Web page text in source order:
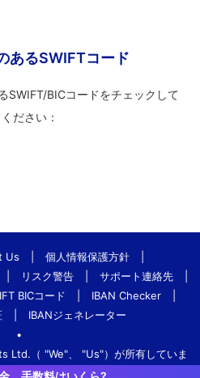
あるSWIFTコード
SWIFT/BICコードをチェックして
ださい：
Us 個人情報保護方針
リスク警告 サポート連絡先
BICコード IBAN Checker
IBANジェネレーター
•
Ltd.（ "We"、 "Us"）が所有していま
す。